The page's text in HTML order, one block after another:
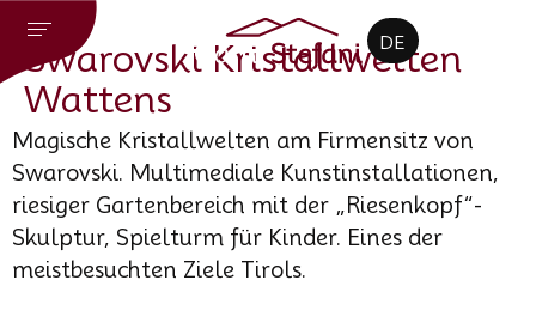
DE
CZ
EN
Swarovski Kristallwelten
Wattens
Magische Kristallwelten am Firmensitz von
Swarovski. Multimediale Kunstinstallationen,
riesiger Gartenbereich mit der „Riesenkopf“-
Skulptur, Spielturm für Kinder. Eines der
meistbesuchten Ziele Tirols.